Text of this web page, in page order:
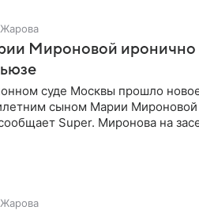
Мироновой иронично
суде Москвы прошло
сыном Марии
Super. Миронова на